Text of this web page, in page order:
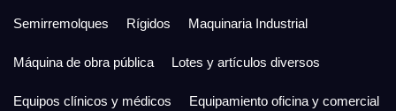
Semirremolques Rígidos Maquinaria Industrial
Máquina de obra pública Lotes y artículos diversos
Equipos clínicos y médicos Equipamiento oficina y comercial